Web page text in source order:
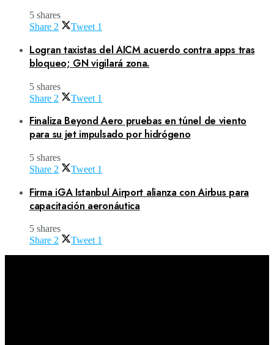
5 shares
Share 2 Tweet 1
Logran taxistas del AICM acuerdo contra apps tras
bloqueo; GN vigilará zona.
5 shares
Share 2 Tweet 1
Finaliza Beyond Aero pruebas en túnel de viento
para su jet impulsado por hidrógeno
5 shares
Share 2 Tweet 1
Firma iGA Istanbul Airport alianza con Airbus para
capacitación aeronáutica
5 shares
Share 2 Tweet 1